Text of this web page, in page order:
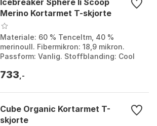
Icebreaker Sphere Ii Scoop
Merino Kortarmet T-skjorte
Materiale: 60 % Tenceltm, 40 %
merinoull. Fibermikron: 18,9 mikron.
Passform: Vanlig. Stoffblanding: Cool
733 ,-
Cube Organic Kortarmet T-
skjorte